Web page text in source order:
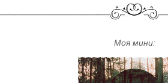
Моя мини: